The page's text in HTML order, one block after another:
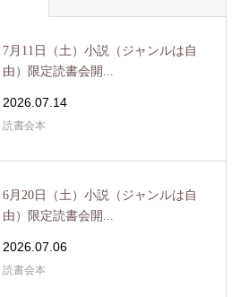
7月11日（土）小説（ジャンルは自
由）限定読書会開...
2026.07.14
読書会本
6月20日（土）小説（ジャンルは自
由）限定読書会開...
2026.07.06
読書会本